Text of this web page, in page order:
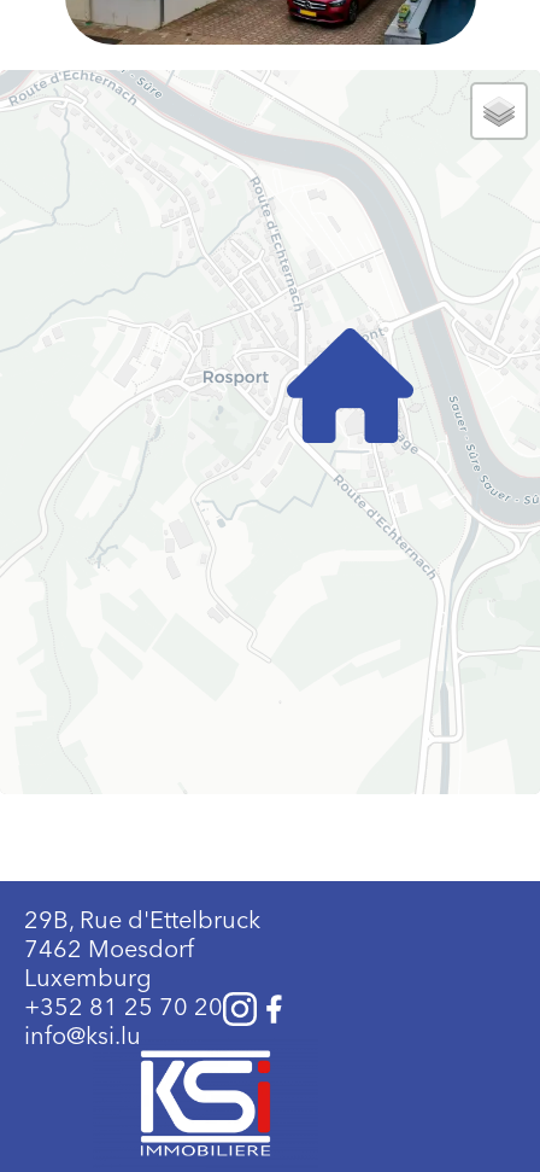
29B, Rue d'Ettelbruck
7462 Moesdorf
Luxemburg
+352 81 25 70 20
info@ksi.lu